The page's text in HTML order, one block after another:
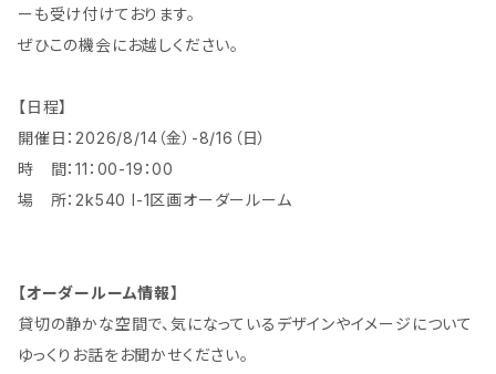
ーも受け付けております。
ぜひこの機会にお越しください。
【日程】
開催日：2026/8/14（金）-8/16（日）
時 間：11：00-19：00
場 所：2k540 I-1区画オーダールーム
【オーダールーム情報】
貸切の静かな空間で、気になっているデザインやイメージについて
ゆっくりお話をお聞かせください。